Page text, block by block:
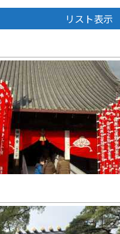
リスト表示